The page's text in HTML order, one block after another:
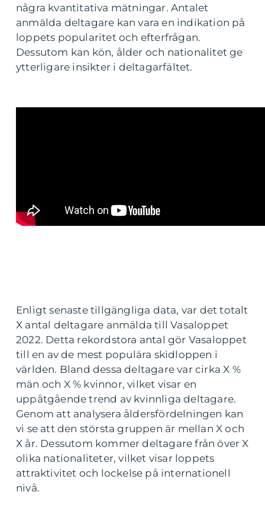
några kvantitativa mätningar. Antalet
anmälda deltagare kan vara en indikation på
loppets popularitet och efterfrågan.
Dessutom kan kön, ålder och nationalitet ge
ytterligare insikter i deltagarfältet.
Enligt senaste tillgängliga data, var det totalt
X antal deltagare anmälda till Vasaloppet
2022. Detta rekordstora antal gör Vasaloppet
till en av de mest populära skidloppen i
världen. Bland dessa deltagare var cirka X %
män och X % kvinnor, vilket visar en
uppåtgående trend av kvinnliga deltagare.
Genom att analysera åldersfördelningen kan
vi se att den största gruppen är mellan X och
X år. Dessutom kommer deltagare från över X
olika nationaliteter, vilket visar loppets
attraktivitet och lockelse på internationell
nivå.